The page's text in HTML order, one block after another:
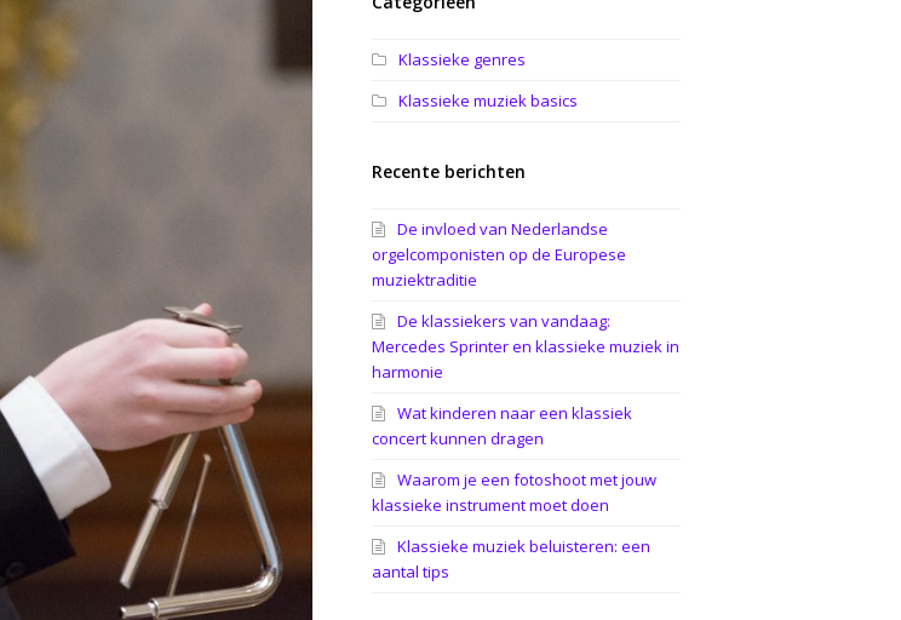
Klassieke genres
Klassieke muziek basics
Recente berichten
De invloed van Nederlandse
orgelcomponisten op de Europese
muziektraditie
De klassiekers van vandaag:
Mercedes Sprinter en klassieke muziek in
harmonie
Wat kinderen naar een klassiek
concert kunnen dragen
Waarom je een fotoshoot met jouw
klassieke instrument moet doen
Klassieke muziek beluisteren: een
aantal tips